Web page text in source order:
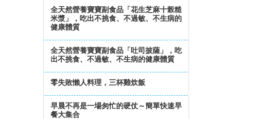
全天然營養寶寶副食品「花生芝麻十榖糙
米漿」，吃出不挑食、不過敏、不生病的
健康體質
全天然營養寶寶副食品「吐司披薩」，吃
出不挑食、不過敏、不生病的健康體質
零失敗懶人料理，三杯雞炊飯
早晨不再是一場匆忙的硬仗～簡單快速早
餐大集合